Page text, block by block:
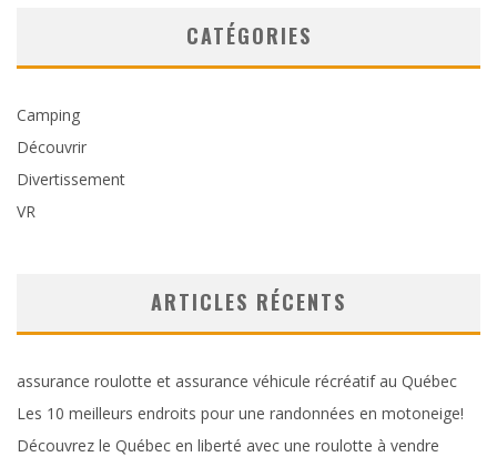
CATÉGORIES
Camping
Découvrir
Divertissement
VR
ARTICLES RÉCENTS
assurance roulotte et assurance véhicule récréatif au Québec
Les 10 meilleurs endroits pour une randonnées en motoneige!
Découvrez le Québec en liberté avec une roulotte à vendre